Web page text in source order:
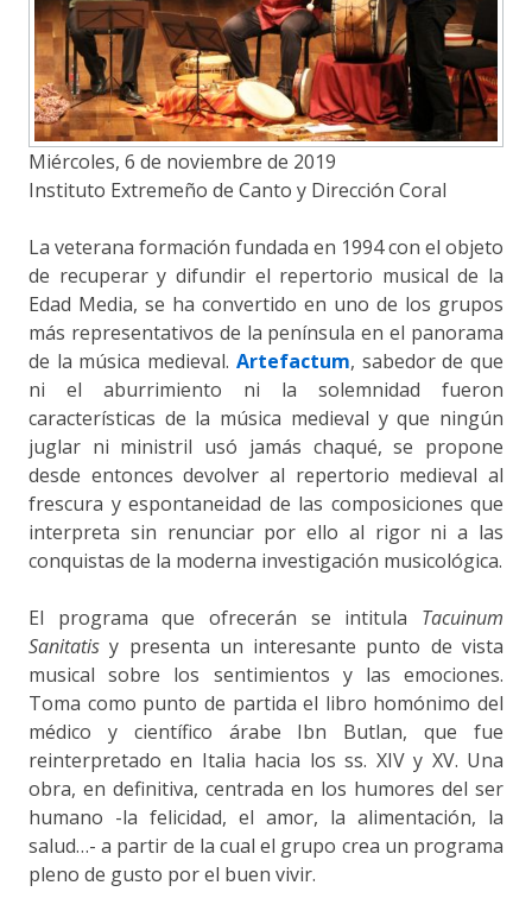
Miércoles, 6 de noviembre de 2019
Instituto Extremeño de Canto y Dirección Coral
La veterana formación fundada en 1994 con el objeto
de recuperar y difundir el repertorio musical de la
Edad Media, se ha convertido en uno de los grupos
más representativos de la península en el panorama
de la música medieval. Artefactum, sabedor de que
ni el aburrimiento ni la solemnidad fueron
características de la música medieval y que ningún
juglar ni ministril usó jamás chaqué, se propone
desde entonces devolver al repertorio medieval al
frescura y espontaneidad de las composiciones que
interpreta sin renunciar por ello al rigor ni a las
conquistas de la moderna investigación musicológica.
El programa que ofrecerán se intitula Tacuinum
Sanitatis y presenta un interesante punto de vista
musical sobre los sentimientos y las emociones.
Toma como punto de partida el libro homónimo del
médico y científico árabe Ibn Butlan, que fue
reinterpretado en Italia hacia los ss. XIV y XV. Una
obra, en definitiva, centrada en los humores del ser
humano -la felicidad, el amor, la alimentación, la
salud…- a partir de la cual el grupo crea un programa
pleno de gusto por el buen vivir.